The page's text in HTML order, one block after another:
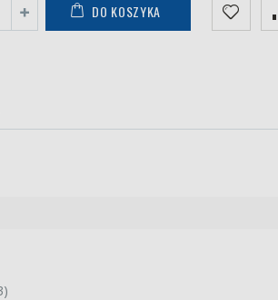
DO KOSZYKA